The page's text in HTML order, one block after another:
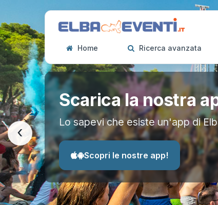
Home Ricerca avanzata
Scarica la nostra
Lo sapevi che esiste un'app di
Scopri le nostre app!
‹